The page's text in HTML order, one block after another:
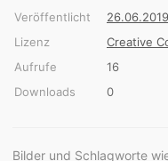
Veröffentlicht
26.06.2019
Lizenz
Creative
Aufrufe
16
Downloads
0
Bilder und Schlagworte